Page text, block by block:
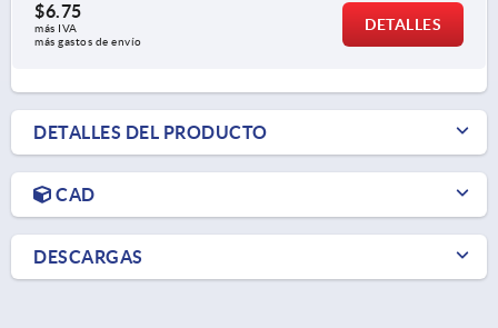
$6.75
más IVA
más gastos de envío
DETALLES
DETALLES DEL PRODUCTO
CAD
DESCARGAS